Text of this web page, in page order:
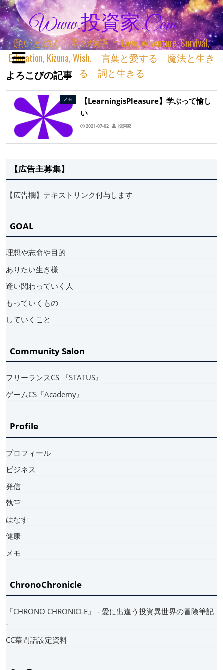
Www.投資家.com
願いと紡ぐ 君の物語 ＊ Love, Adventure, Survival,
Education, Kizuna, Wish. 言葉と愛する 魔法と生き
る 詞と生きる
よろこびの記事
メモ
【LearningisPleasure】学ぶって愉し
い
2021-07-02 投詞家
【広告主募集】
【広告欄】テキストリンク付与します
GOAL
理想や志命や目的
ありたい生き様
逢い関わっていく人
もっていくもの
していくこと
Community Salon
フリーランスCS 『STATUS』
ゲームCS『Academy』
Profile
プロフィール
ビジネス
発信
執筆
はなす
健康
メモ
ChronoChronicle
『CHRONO CHRONICLE』 ‐ 愛に出逢う投資異世界の冒険筆記
‐
CC幕間話設定資料